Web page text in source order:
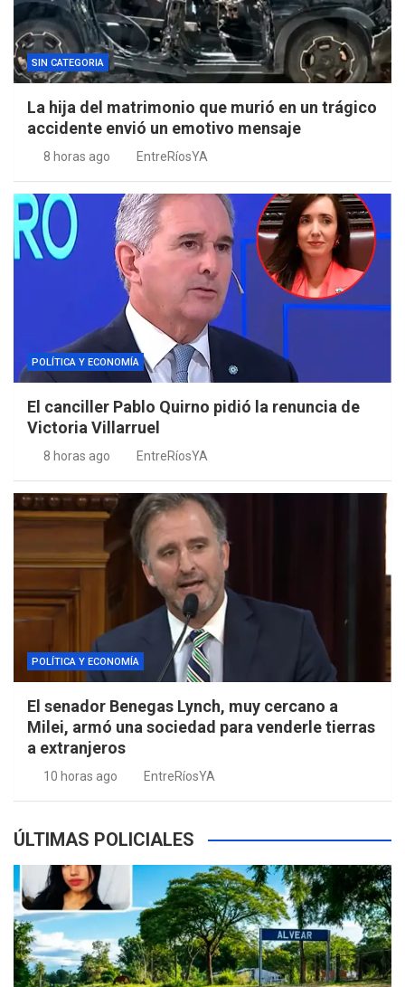
SIN CATEGORIA
La hija del matrimonio que murió en un trágico
accidente envió un emotivo mensaje
8 horas ago EntreRíosYA
POLÍTICA Y ECONOMÍA
El canciller Pablo Quirno pidió la renuncia de
Victoria Villarruel
8 horas ago EntreRíosYA
POLÍTICA Y ECONOMÍA
El senador Benegas Lynch, muy cercano a
Milei, armó una sociedad para venderle tierras
a extranjeros
10 horas ago EntreRíosYA
ÚLTIMAS POLICIALES